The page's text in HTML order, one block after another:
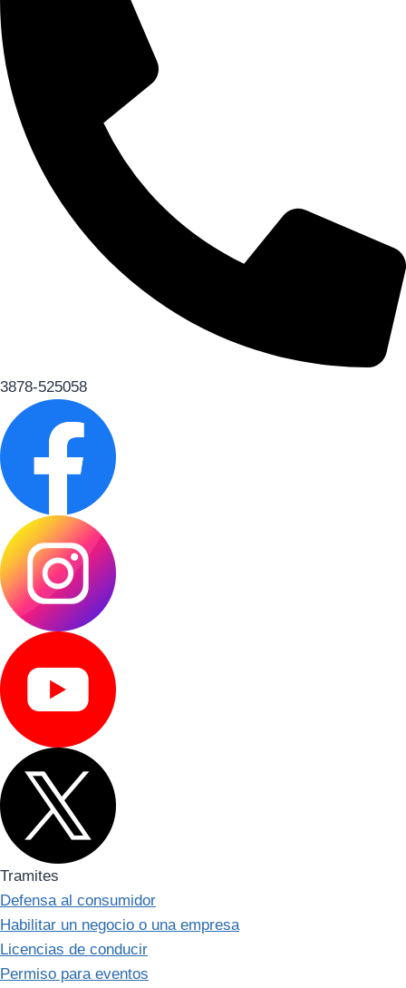
3878-525058
Tramites
Defensa al consumidor
Habilitar un negocio o una empresa
Licencias de conducir
Permiso para eventos